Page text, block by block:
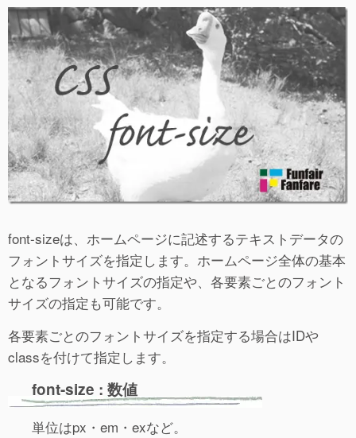
font-sizeは、ホームページに記述するテキストデータの
フォントサイズを指定します。ホームページ全体の基本
となるフォントサイズの指定や、各要素ごとのフォント
サイズの指定も可能です。
各要素ごとのフォントサイズを指定する場合はIDや
classを付けて指定します。
font-size : 数値
単位はpx・em・exなど。